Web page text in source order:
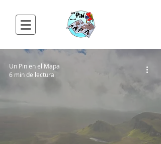
Un Pin en el Mapa
6 min de lectura